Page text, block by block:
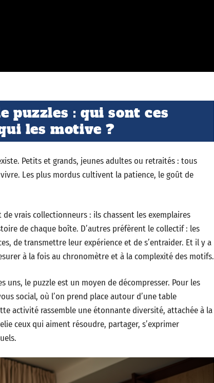
puzzles : qui sont ces
les motive ?
Petits et grands, jeunes adultes ou retraités : tous
Les plus mordus cultivent la patience, le goût de
vrais collectionneurs : ils chassent les exemplaires
de chaque boîte. D’autres préfèrent le collectif : les
de transmettre leur expérience et de s’entraider. Et il y a
à la fois au chronomètre et à la complexité des motifs.
uns, le puzzle est un moyen de décompresser. Pour les
social, où l’on prend place autour d’une table
activité rassemble une étonnante diversité, attachée à la
ceux qui aiment résoudre, partager, s’exprimer